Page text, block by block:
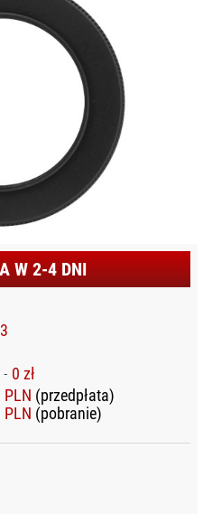
W 2-4 DNI
0 zł
PLN (przedpłata)
PLN (pobranie)
(ND)
BENRO
COKIN
HOYA
IRIX
LAOWA